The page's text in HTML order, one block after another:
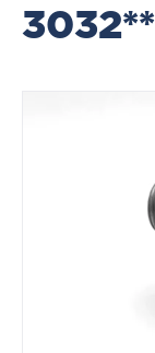
3032**